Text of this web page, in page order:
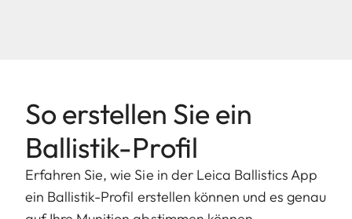
So erstellen Sie ein
Ballistik-Profil
Erfahren Sie, wie Sie in der Leica Ballistics App
ein Ballistik-Profil erstellen können und es genau